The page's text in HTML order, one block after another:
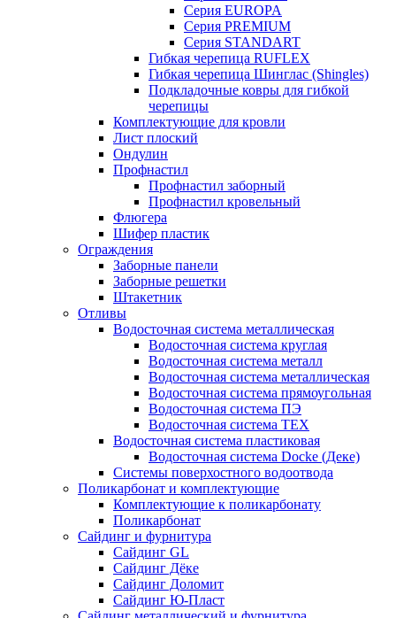
Серия EUROPA
Серия PREMIUM
Серия STANDART
Гибкая черепица RUFLEX
Гибкая черепица Шинглас (Shingles)
Подкладочные ковры для гибкой
черепицы
Комплектующие для кровли
Лист плоский
Ондулин
Профнастил
Профнастил заборный
Профнастил кровельный
Флюгера
Шифер пластик
Ограждения
Заборные панели
Заборные решетки
Штакетник
Отливы
Водосточная система металлическая
Водосточная система круглая
Водосточная система металл
Водосточная система металлическая
Водосточная система прямоугольная
Водосточная система ПЭ
Водосточная система ТЕХ
Водосточная система пластиковая
Водосточная система Docke (Деке)
Системы поверхостного водоотвода
Поликарбонат и комплектующие
Комплектующие к поликарбонату
Поликарбонат
Сайдинг и фурнитура
Сайдинг GL
Сайдинг Дёке
Сайдинг Доломит
Сайдинг Ю-Пласт